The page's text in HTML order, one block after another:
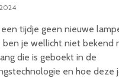
tijdje geen nieuwe
ben je wellicht niet bekend
die is geboekt in de
en hoe deze